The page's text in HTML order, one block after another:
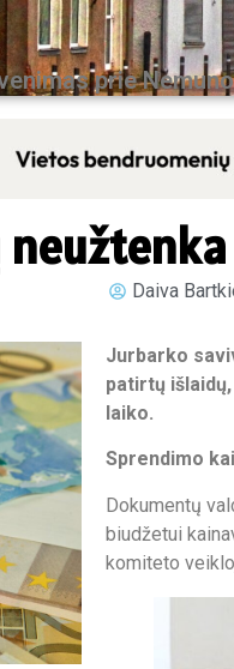
prie Nemuno
Daiva
Jurbarko
patirtų
laiko.
Sprendimo
Dokumentų
biudžetui
komiteto